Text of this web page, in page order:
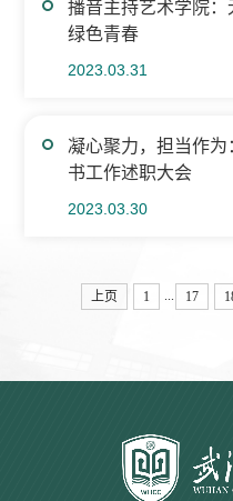
播音主持艺术学院：
绿色青春
2023.03.31
凝心聚力，担当作
书工作述职大会
2023.03.30
上页 1 17